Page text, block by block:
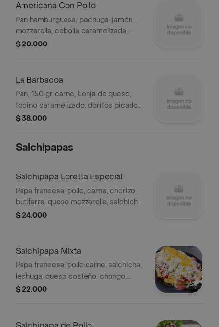
Americana Con Pollo
Pan hamburguesa, pechuga, jamón,
mozzarella, cebolla caramelizada,
tomate, lechuga crespa, tártara.
$ 20.000
La Barbacoa
Pan, 150 gr carne, Lonja de queso,
tocino caramelizado, doritos picados,
cerdo a la BBQ, costra de queso en
$ 38.000
Salchipapas
Salchipapa Loretta Especial
Papa francesa, pollo, carne, chorizo,
butifarra, queso mozzarella, salchicha,
lechuga, maíz, tocineta, queso
$ 24.000
Salchipapa Mixta
Papa francesa, pollo carne, salchicha,
lechuga, queso costeño, chongo,
tártara.
$ 22.000